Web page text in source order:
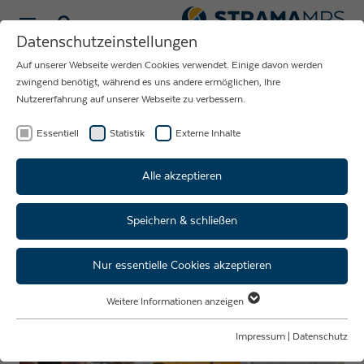
NEUIGKEITEN
RUND UM DAS
UNTERNEHMEN
STRAMA-MPS
I Kaminabend
Datenschutzeinstellungen
Auf unserer Webseite werden Cookies verwendet. Einige davon werden
zwingend benötigt, während es uns andere ermöglichen, Ihre
Nutzererfahrung auf unserer Webseite zu verbessern.
Essentiell Statistik Externe Inhalte
Alle akzeptieren
Speichern & schließen
Nur essentielle Cookies akzeptieren
Essentielle Cookies werden für grundlegende Funktionen der Webseite
Weitere Informationen anzeigen
Impressum Datenschutz